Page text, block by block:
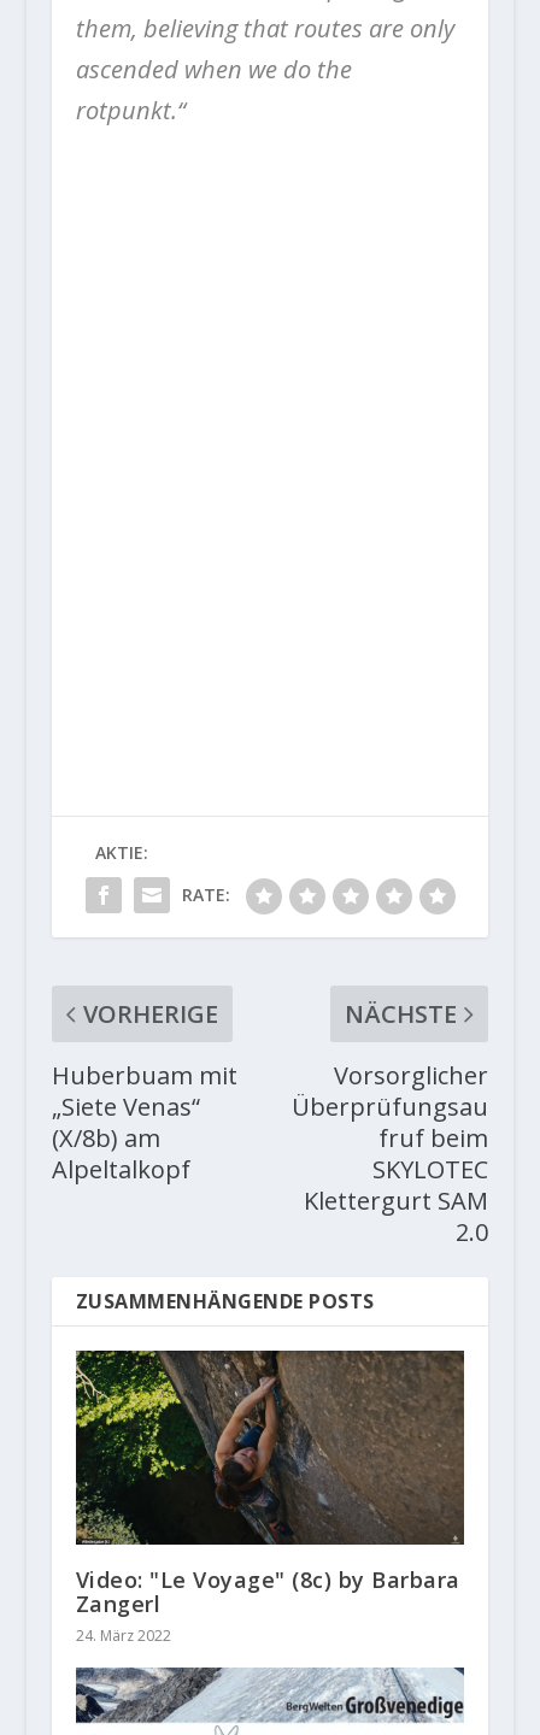
them, believing that routes are only
ascended when we do the
rotpunkt.“
AKTIE:
RATE:
VORHERIGE
Huberbuam mit
„Siete Venas“
(X/8b) am
Alpeltalkopf
NÄCHSTE
Vorsorglicher
Überprüfungsau
fruf beim
SKYLOTEC
Klettergurt SAM
2.0
ZUSAMMENHÄNGENDE POSTS
Video: "Le Voyage" (8c) by Barbara
Zangerl
24. März 2022